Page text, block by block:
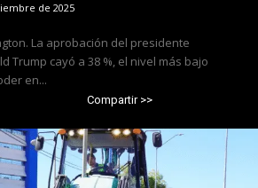
de 2025
La aprobación del presidente
Trump cayó a 38 %, el nivel más bajo
en...
Compartir >>